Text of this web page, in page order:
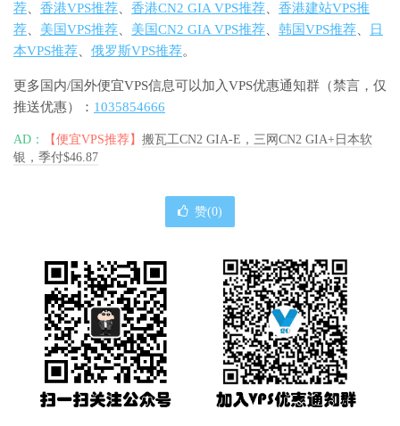
荐、 香港VPS推荐、 香港CN2 GIA VPS推荐、 香港建站VPS推
荐、 美国VPS推荐、 美国CN2 GIA VPS推荐、 韩国VPS推荐、
日
本VPS推荐、 俄罗斯VPS推荐。
更多国内/国外便宜VPS信息可以加入VPS优惠通知群（禁言，仅
推送优惠）： 1035854666
AD： 【便宜VPS推荐】 搬瓦工CN2 GIA-E，三网CN2 GIA+日本软
银，季付$46.87
赞(0)